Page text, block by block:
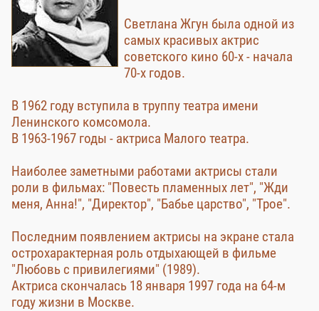
Светлана Жгун была одной из
самых красивых актрис
советского кино 60-х - начала
70-х годов.
В 1962 году вступила в труппу театра имени
Ленинского комсомола.
В 1963-1967 годы - актриса Малого театра.
Наиболее заметными работами актрисы стали
роли в фильмах: "Повесть пламенных лет", "Жди
меня, Анна!", "Директор", "Бабье царство", "Трое".
Последним появлением актрисы на экране стала
острохарактерная роль отдыхающей в фильме
"Любовь с привилегиями" (1989).
Актриса скончалась 18 января 1997 года на 64-м
году жизни в Москве.